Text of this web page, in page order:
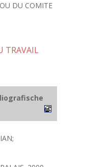
DU COMITE
TRAVAIL